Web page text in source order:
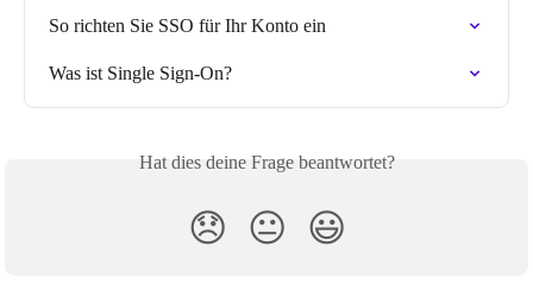
So richten Sie SSO für Ihr Konto ein
Was ist Single Sign-On?
Hat dies deine Frage beantwortet?
😞 😐 😃